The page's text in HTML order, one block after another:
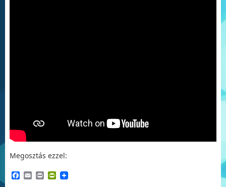
Megosztás ezzel:
Facebook
EmailPrintPrintFriendly